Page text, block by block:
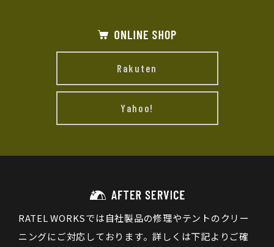
Rakuten
Yahoo!
RATEL WORKSでは自社製品の修理やテントのクリー
ニングにご対応しております。詳しくは下記よりご確